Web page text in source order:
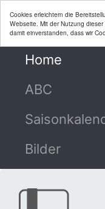
Cookies erleichtern die
Webseite. Mit der Nutzung
damit einverstanden, dass wir
Home
ABC
Bilder